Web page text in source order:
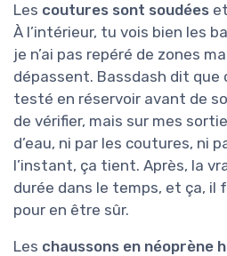
Les coutures sont soudées
À l’intérieur, tu vois bien les
je n’ai pas repéré de zones
dépassent. Bassdash dit que
testé en réservoir avant de
de vérifier, mais sur mes
d’eau, ni par les coutures, ni
l’instant, ça tient. Après, la
durée dans le temps, et ça, il
pour en être sûr.
Les chaussons en néoprène